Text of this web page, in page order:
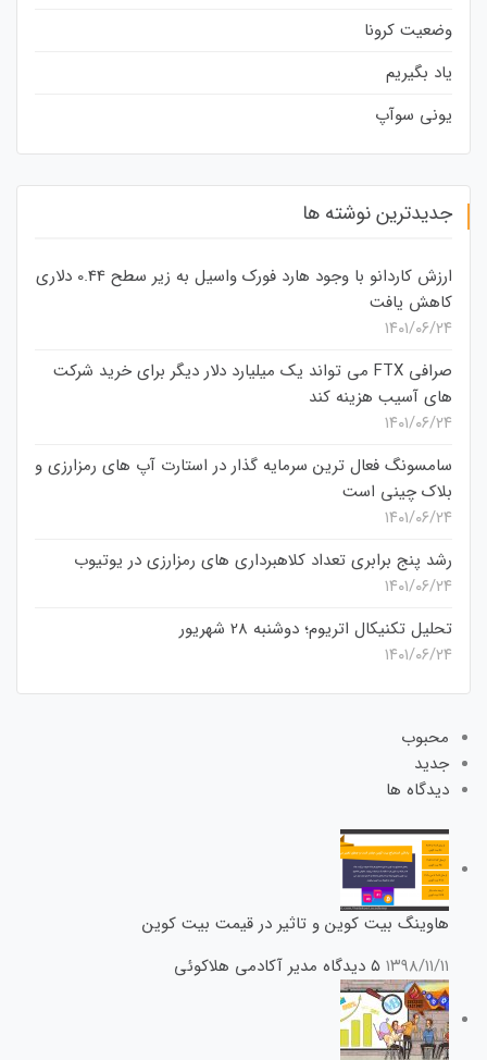
وضعیت کرونا
یاد بگیریم
یونی سوآپ
جدیدترین نوشته ها
ارزش کاردانو با وجود هارد فورک واسیل به زیر سطح 0.44 دلاری
کاهش یافت
۱۴۰۱/۰۶/۲۴
صرافی FTX می تواند یک میلیارد دلار دیگر برای خرید شرکت
های آسیب هزینه کند
۱۴۰۱/۰۶/۲۴
سامسونگ فعال‌ ترین سرمایه‌ گذار در استارت‌ آپ‌ های رمزارزی و
بلاک چینی است
۱۴۰۱/۰۶/۲۴
رشد پنج برابری تعداد کلاهبرداری های رمزارزی در یوتیوب
۱۴۰۱/۰۶/۲۴
تحلیل تکنیکال اتریوم؛ دوشنبه 28 شهریور
۱۴۰۱/۰۶/۲۴
محبوب
جدید
دیدگاه ها
هاوینگ بیت کوین و تاثیر در قیمت بیت کوین
۱۳۹۸/۱۱/۱۱ ۵ دیدگاه مدیر آکادمی هلاکوئی